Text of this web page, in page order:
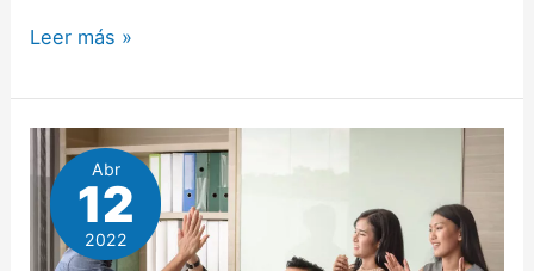
Leer más »
Abr
12
2022